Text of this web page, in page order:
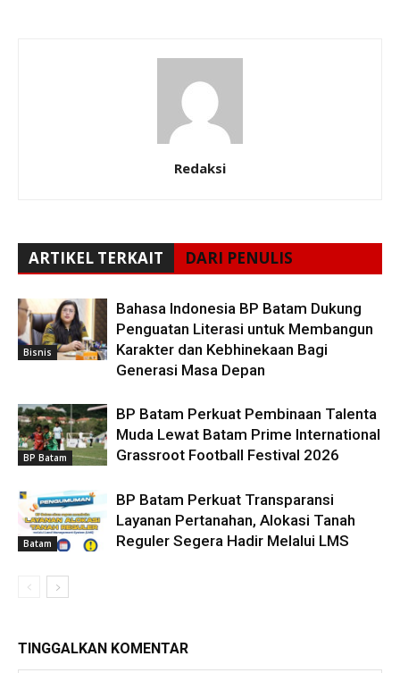
Redaksi
ARTIKEL TERKAIT DARI PENULIS
Bisnis
Bahasa Indonesia BP Batam Dukung
Penguatan Literasi untuk Membangun
Karakter dan Kebhinekaan Bagi
Generasi Masa Depan
BP Batam
BP Batam Perkuat Pembinaan Talenta
Muda Lewat Batam Prime International
Grassroot Football Festival 2026
Batam
BP Batam Perkuat Transparansi
Layanan Pertanahan, Alokasi Tanah
Reguler Segera Hadir Melalui LMS
TINGGALKAN KOMENTAR